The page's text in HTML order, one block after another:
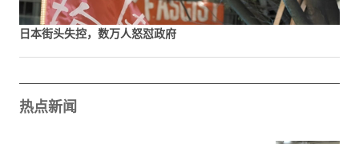
日本街头失控，数万人怒怼政府
热点新闻